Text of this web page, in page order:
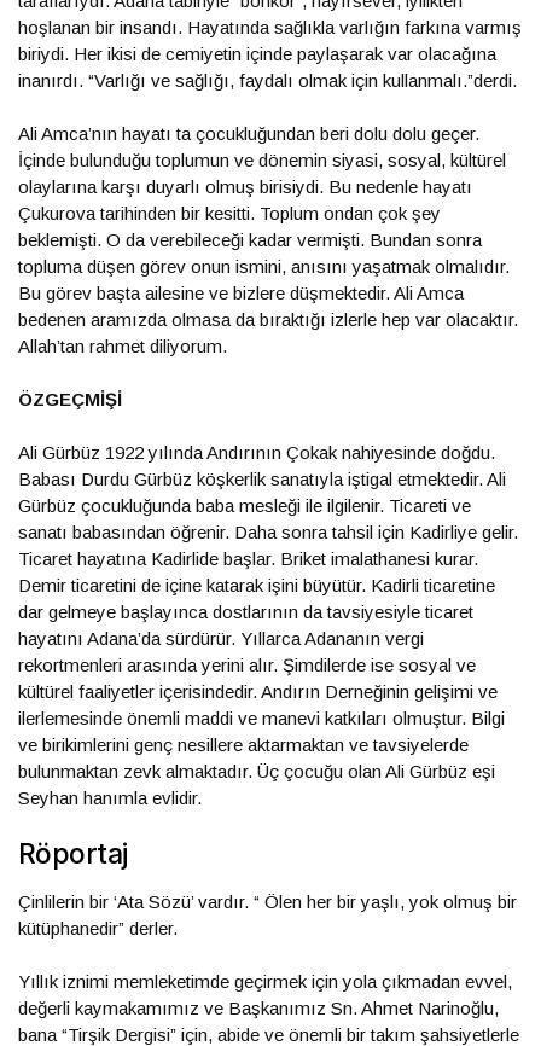
hoşlanan bir insandı. Hayatında sağlıkla varlığın farkına varmış
biriydi. Her ikisi de cemiyetin içinde paylaşarak var olacağına
inanırdı. “Varlığı ve sağlığı, faydalı olmak için kullanmalı.”derdi.
Ali Amca’nın hayatı ta çocukluğundan beri dolu dolu geçer.
İçinde bulunduğu toplumun ve dönemin siyasi, sosyal, kültürel
olaylarına karşı duyarlı olmuş birisiydi. Bu nedenle hayatı
Çukurova tarihinden bir kesitti. Toplum ondan çok şey
beklemişti. O da verebileceği kadar vermişti. Bundan sonra
topluma düşen görev onun ismini, anısını yaşatmak olmalıdır.
Bu görev başta ailesine ve bizlere düşmektedir. Ali Amca
bedenen aramızda olmasa da bıraktığı izlerle hep var olacaktır.
Allah’tan rahmet diliyorum.
ÖZGEÇMİŞİ
Ali Gürbüz 1922 yılında Andırının Çokak nahiyesinde doğdu.
Babası Durdu Gürbüz köşkerlik sanatıyla iştigal etmektedir. Ali
Gürbüz çocukluğunda baba mesleği ile ilgilenir. Ticareti ve
sanatı babasından öğrenir. Daha sonra tahsil için Kadirliye gelir.
Ticaret hayatına Kadirlide başlar. Briket imalathanesi kurar.
Demir ticaretini de içine katarak işini büyütür. Kadirli ticaretine
dar gelmeye başlayınca dostlarının da tavsiyesiyle ticaret
hayatını Adana’da sürdürür. Yıllarca Adananın vergi
rekortmenleri arasında yerini alır. Şimdilerde ise sosyal ve
kültürel faaliyetler içerisindedir. Andırın Derneğinin gelişimi ve
ilerlemesinde önemli maddi ve manevi katkıları olmuştur. Bilgi
ve birikimlerini genç nesillere aktarmaktan ve tavsiyelerde
bulunmaktan zevk almaktadır. Üç çocuğu olan Ali Gürbüz eşi
Seyhan hanımla evlidir.
Röportaj
Çinlilerin bir ‘Ata Sözü’ vardır. “ Ölen her bir yaşlı, yok olmuş bir
kütüphanedir” derler.
Yıllık iznimi memleketimde geçirmek için yola çıkmadan evvel,
değerli kaymakamımız ve Başkanımız Sn. Ahmet Narinoğlu,
bana “Tirşik Dergisi” için, abide ve önemli bir takım şahsiyetlerle